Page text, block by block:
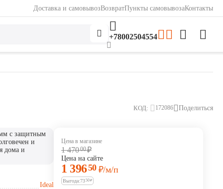
Доставка и самовывозВозвратПункты самовывозаКонтакты
+78002504554
КОД: 172086 Поделиться
с защитным
и
дома и
Ideal
Цена в магазине
1 47000₽
Цена на сайте
1 39650 ₽/м/п
Выгода:7350₽